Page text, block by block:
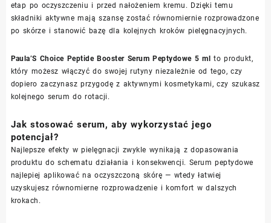
etap po oczyszczeniu i przed nałożeniem kremu. Dzięki temu
składniki aktywne mają szansę zostać równomiernie rozprowadzone
po skórze i stanowić bazę dla kolejnych kroków pielęgnacyjnych.
Paula’S Choice Peptide Booster Serum Peptydowe 5 ml to produkt,
który możesz włączyć do swojej rutyny niezależnie od tego, czy
dopiero zaczynasz przygodę z aktywnymi kosmetykami, czy szukasz
kolejnego serum do rotacji.
Jak stosować serum, aby wykorzystać jego
potencjał?
Najlepsze efekty w pielęgnacji zwykle wynikają z dopasowania
produktu do schematu działania i konsekwencji. Serum peptydowe
najlepiej aplikować na oczyszczoną skórę — wtedy łatwiej
uzyskujesz równomierne rozprowadzenie i komfort w dalszych
krokach.